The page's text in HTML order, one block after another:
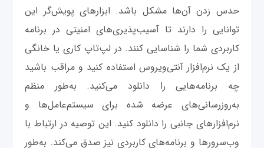
حدس زدن آن‌ها مشکل باشد. ابزارهای پویش‌گر این
توانایی را دارند تا آسیب‌پذیری‌های امنیتی در برنامه
کاربردی شما را شناسایی ‌کنند. در لپ‌تاپ کاری یا خانگی
از یک نرم‌افزار آنتی‌ویروس استفاده کنید و مراقب باشید
چه برنامه‌هایی را دانلود می‌کنید. به‌طور منظم
به‌روزرسانی‌های عرضه شده برای سیستم‌عامل‌ها و
نرم‌افزارهای جانبی را دانلود کنید. این توصیه در ارتباط با
وب‌سرورها و برنامه‌های کاربردی نیز صدق می‌کند. به‌طور